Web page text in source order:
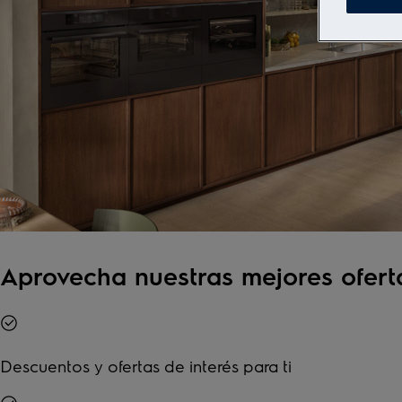
Aprovecha nuestras mejores
Descuentos y ofertas de interés para ti